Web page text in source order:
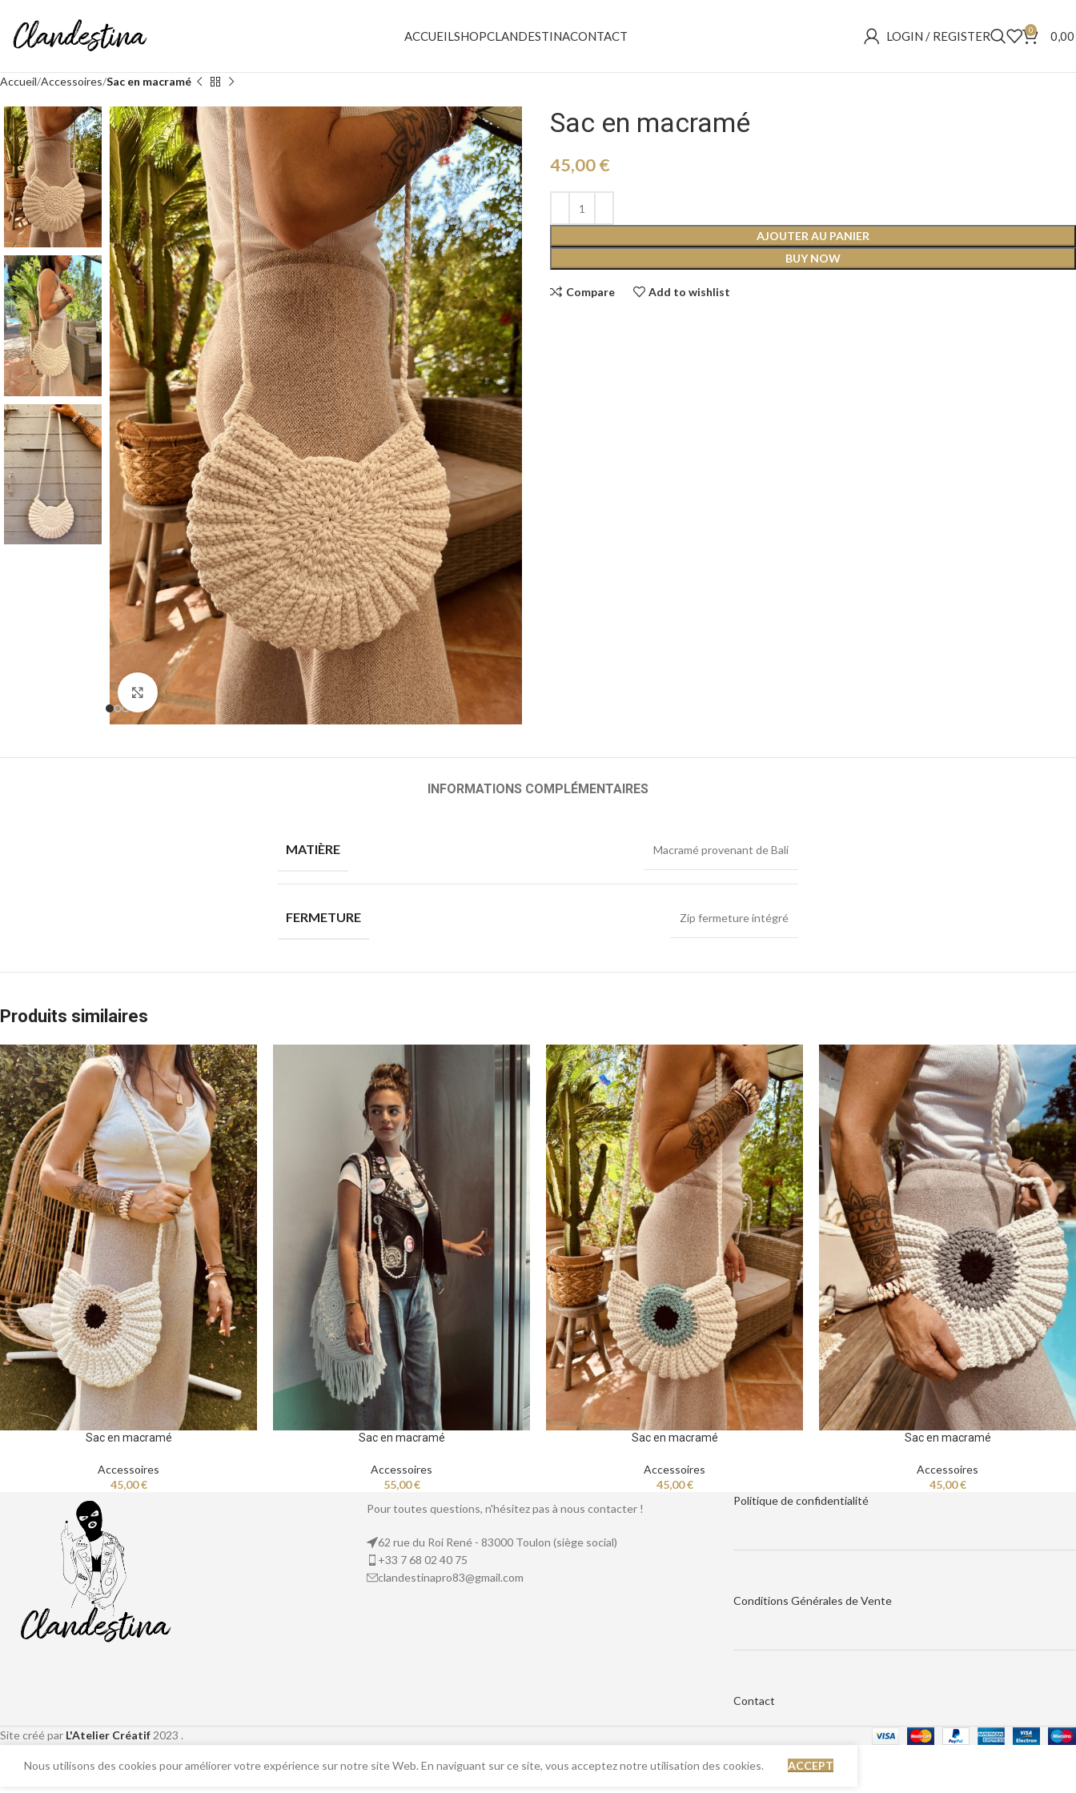
ACCUEILSHOPCLANDESTINACONTACT LOGIN / REGISTER 0 0,00
Accueil Accessoires Sac en macramé
Click to enlarge
Sac en macramé
45,00€
AJOUTER AU PANIER
BUY NOW
Compare Add to wishlist
INFORMATIONS COMPLÉMENTAIRES
MATIÈRE Macramé provenant de Bali
FERMETURE Zip fermeture intégré
Produits similaires
Sac en macramé
Accessoires
45,00€
Sac en macramé
Accessoires
55,00€
Sac en macramé
Accessoires
45,00€
Sac en macramé
Accessoires
45,00€
Pour toutes questions, n'hésitez pas à nous contacter !
62 rue du Roi René - 83000 Toulon (siège social)
+33 7 68 02 40 75
clandestinapro83@gmail.com
Politique deconfidentialité
Conditions Générales de Vente
Contact
Site créé par L'Atelier Créatif 2023 .
Nous utilisons des cookies pour améliorer votre expérience sur notre site Web. En naviguant sur ce site, vous acceptez notre utilisation des cookies. ACCEPT